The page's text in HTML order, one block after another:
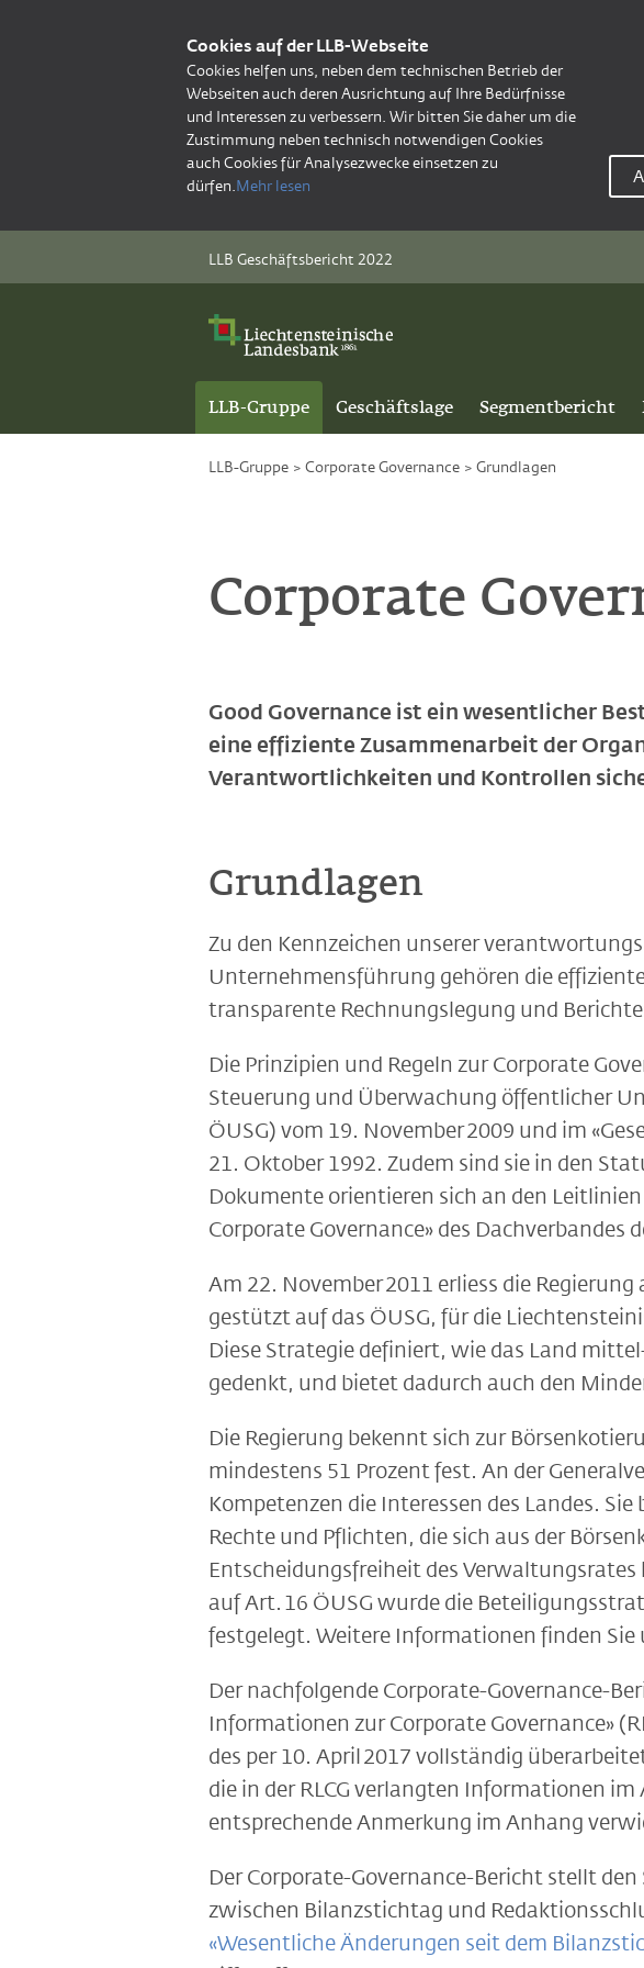
Cookies auf der LLB-Webseite
Cookies helfen uns, neben dem technischen Betrieb der
Webseiten auch deren Ausrichtung auf Ihre Bedürfnisse
und Interessen zu verbessern. Wir bitten Sie daher um die
Zustimmung neben technisch notwendigen Cookies
auch Cookies für Analysezwecke einsetzen zu
dürfen. Mehr lesen
LLB Geschäftsbericht 2022
LLB-Gruppe Geschäftslage Segmentbericht
LLB-Gruppe > Corporate Governance > Grundlagen
Corporate
Good Governance ist ein wesentlicher
eine effiziente Zusammenarbeit der
Verantwortlichkeiten und Kontrollen
Grundlagen
Zu den Kennzeichen unserer
Unternehmensführung gehören die
transparente Rechnungslegung und
Die Prinzipien und Regeln zur Corporate
Steuerung und Überwachung öffentlicher
ÖUSG) vom 19. November 2009 und im
21. Oktober 1992. Zudem sind sie in den
Dokumente orientieren sich an den
Corporate Governance» des
Am 22. November 2011 erliess die
gestützt auf das ÖUSG, für die
Diese Strategie definiert, wie das Land
gedenkt, und bietet dadurch auch den
Die Regierung bekennt sich zur
mindestens 51 Prozent fest. An der
Kompetenzen die Interessen des Landes.
Rechte und Pflichten, die sich aus der
Entscheidungsfreiheit des
auf Art. 16 ÖUSG wurde die
festgelegt. Weitere Informationen finden Sie
Der nachfolgende Corporate-Governance-
Informationen zur Corporate Governance»
des per 10. April 2017 vollständig
die in der RLCG verlangten Informationen
entsprechende Anmerkung im Anhang
Der Corporate-Governance-Bericht stellt
zwischen Bilanzstichtag und
«Wesentliche Änderungen seit dem